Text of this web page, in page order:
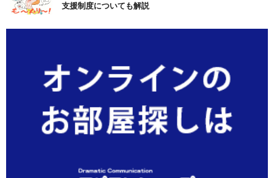
支援制度についても解説